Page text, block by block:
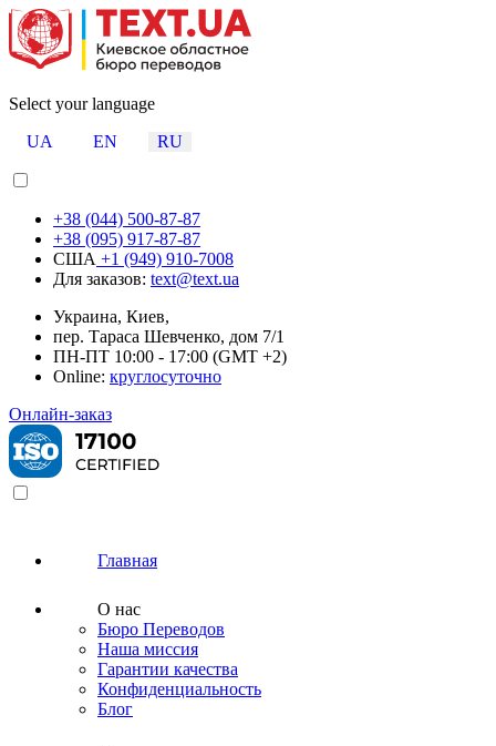
Select your language
UA
EN RU
+38 (044) 500-87-87
+38 (095) 917-87-87
США +1 (949) 910-7008
Для заказов: text@text.ua
Украина, Киев,
пер. Тараса Шевченко, дом 7/1
ПН-ПТ 10:00 - 17:00 (GMT +2)
Online: круглосуточно
Онлайн-заказ
Главная
О нас
Бюро Переводов
Наша миссия
Гарантии качества
Конфиденциальность
Блог